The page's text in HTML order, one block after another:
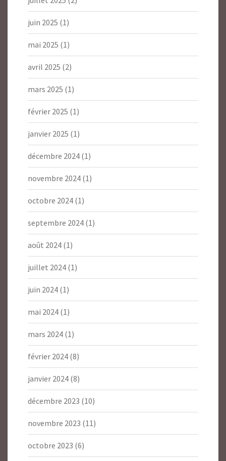
juin 2025 (1)
mai 2025 (1)
avril 2025 (2)
mars 2025 (1)
février 2025 (1)
janvier 2025 (1)
décembre 2024 (1)
novembre 2024 (1)
octobre 2024 (1)
septembre 2024 (1)
août 2024 (1)
juillet 2024 (1)
juin 2024 (1)
mai 2024 (1)
mars 2024 (1)
février 2024 (8)
janvier 2024 (8)
décembre 2023 (10)
novembre 2023 (11)
octobre 2023 (6)